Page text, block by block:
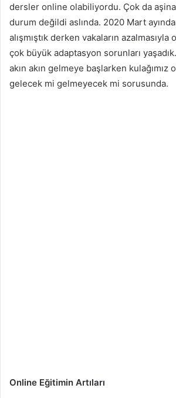
dersler online olabiliyordu. Çok da
durum değildi aslında. 2020 Mart
alışmıştık derken vakaların azalmasıyla
çok büyük adaptasyon sorunları
akın akın gelmeye başlarken
gelecek mi gelmeyecek mi sorusunda.
Online Eğitimin Artıları